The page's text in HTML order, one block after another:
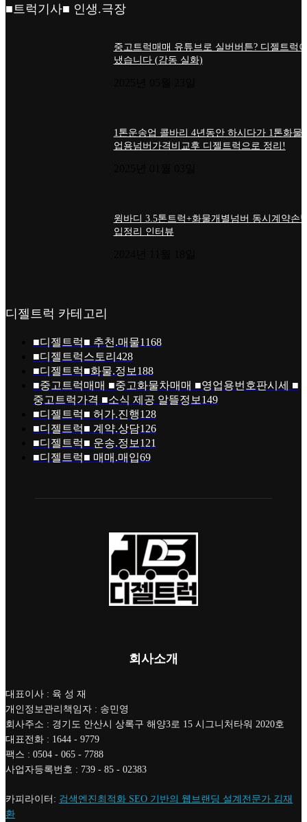
■트럭기사■ 인생.극장
중고트럭매매 유튜브로 실버버튼? 디젤트럭
냈습니다 (감동 실화)
1톤운송업 콜바리 4년동안 하시다가 1톤화물
업용넘버가격비교후 디젤트럭으로 정리!
윙바디 3.5톤트럭+화물개별넘버 동시계약손
입정리 인터뷰
디젤트럭 카테고리
■디젤트럭■ 추천.매물1168
■디젤트럭스토리 428
■디젤트럭■화물.정보 188
■중고트럭매매 ■중고화물차매매 ■영업용번호판시세 ■
중고트럭가격 ■소식 제공 알뜰정보 149
■디젤트럭■ 허가.진행128
■디젤트럭■ 계약.상담126
■디젤트럭■ 운송.정보 121
■디젤트럭■ 매매.매입69
회사소개
대표이사 : 육 성 재
개인정보관리책임자 : 송민영
회사주소 : 경기도 안산시 상록구 해양3로 15 시그니처타워 2020호
대표전화 : 1644 - 9779
팩스 : 0504 - 065 - 7788
사업자등록번호 : 739 - 85 - 02383
카피라이터: 검색엔진최적화 SEO 기반의 웹브랜딩 설계전문가 김재
환